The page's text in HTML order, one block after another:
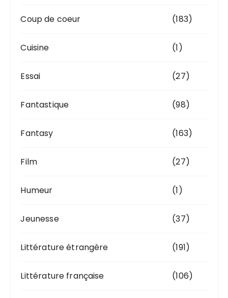
Coup de coeur (183)
Cuisine (1)
Essai (27)
Fantastique (98)
Fantasy (163)
Film (27)
Humeur (1)
Jeunesse (37)
Littérature étrangère (191)
Littérature française (106)